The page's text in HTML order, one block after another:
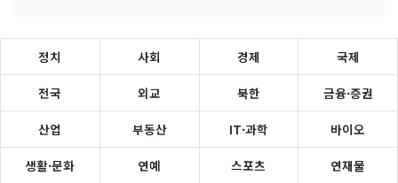
정치 사회 경제 국제
전국 외교 북한 금융·증권
산업 부동산 IT·과학 바이오
생활·문화 연예 스포츠 연재물